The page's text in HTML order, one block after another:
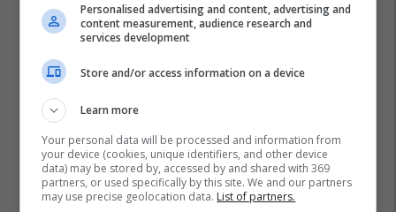
Personalised advertising and content, advertising and
content measurement, audience research and
services development
Store and/or access information on a device
Learn more
Your personal data will be processed and information from
your device (cookies, unique identifiers, and other device
data) may be stored by, accessed by and shared with 369
partners, or used specifically by this site. We and our partners
may use precise geolocation data. List of partners.